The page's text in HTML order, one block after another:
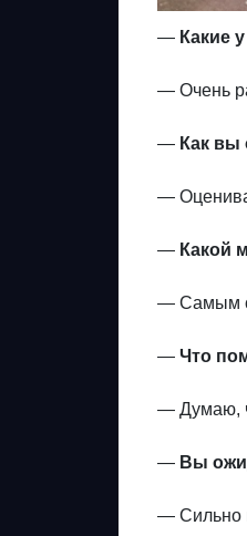
— Какие
— Очень
— Как вы
—
— Какой
— Самым
— Что
— Думаю,
— Вы
— Сильно